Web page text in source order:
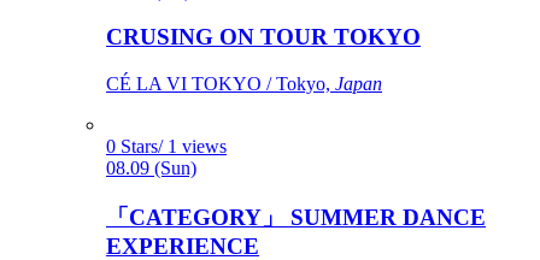
CRUSING ON TOUR TOKYO
CÉ LA VI TOKYO / Tokyo, Japan
0 Stars/ 1 views
08.09 (Sun)
「CATEGORY」 SUMMER DANCE
EXPERIENCE